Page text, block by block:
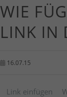
WIE
LINK IN
16.07.15
Link einfügen